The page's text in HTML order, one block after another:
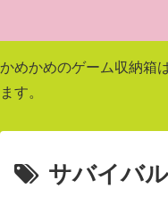
かめかめのゲーム収納箱
ます。
サバイバル